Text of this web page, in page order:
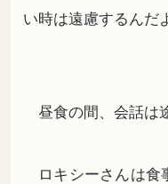
い時は遠慮するんだ
昼食の間、会話は
ロキシーさんは食